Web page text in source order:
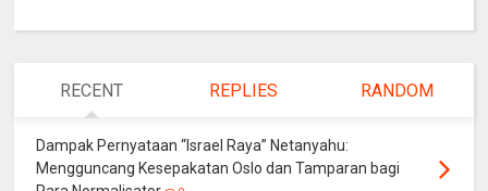
RECENT REPLIES RANDOM
Dampak Pernyataan “Israel Raya” Netanyahu:
Mengguncang Kesepakatan Oslo dan Tamparan bagi